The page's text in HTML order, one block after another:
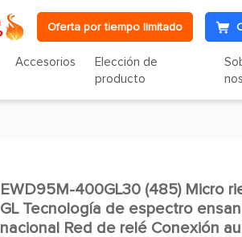
Oferta por tiempo limitado
Accesorios
Elección de
producto
EWD95M-400GL30 (485) Micro
GL Tecnología de espectro
nacional Red de relé Conexión